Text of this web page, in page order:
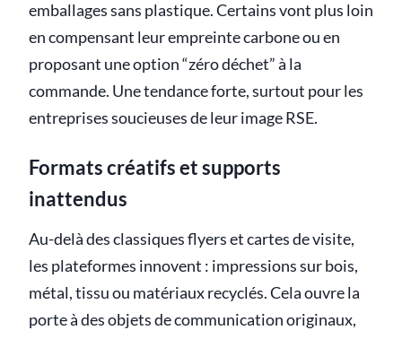
emballages sans plastique. Certains vont plus loin
en compensant leur empreinte carbone ou en
proposant une option “zéro déchet” à la
commande. Une tendance forte, surtout pour les
entreprises soucieuses de leur image RSE.
Formats créatifs et supports
inattendus
Au-delà des classiques flyers et cartes de visite,
les plateformes innovent : impressions sur bois,
métal, tissu ou matériaux recyclés. Cela ouvre la
porte à des objets de communication originaux,